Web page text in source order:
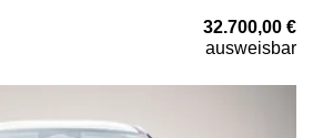
32.700,00 €
ausweisbar